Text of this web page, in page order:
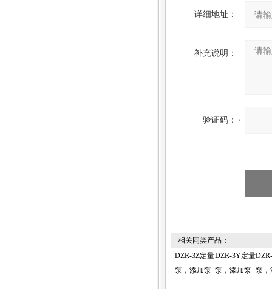
详细地址：
补充说明：
验证码：
相关同类产品：
DZR-3Z定量
泵，添加泵
DZR-3Y定量
泵，添加泵 泵，